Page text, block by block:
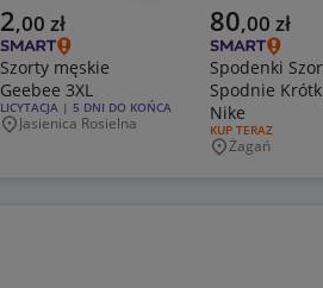
Aktualna cena
2,00 zł
Szorty męskie
Geebee 3XL
RODZAJ OFERTY:
LICYTACJA | 5 DNI DO KOŃCA
Miejscowość
Jasienica Rosielna
Aktualna cena
80,00 zł
Spodenki
Spodnie
Nike
RODZAJ OFERTY:
KUP TERAZ
Miejscowość
Żagań